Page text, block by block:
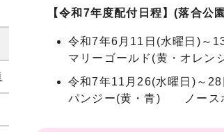
【令和7年度配付日程】(落合公
令和7年6月11日(水曜日)
マリーゴールド(黄・オレ
令和7年11月26(水曜日)～
パンジー(黄・青) ノー